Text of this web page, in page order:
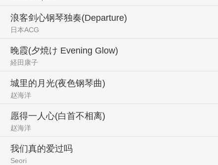
浪客剑心钢琴独奏(Departure)
日本ACG
晚霞(夕焼け Evening Glow)
経田康子
城里的月光(夜色钢琴曲)
赵海洋
愿得一人心(白首不相离)
赵海洋
我们真的爱过吗
Seori